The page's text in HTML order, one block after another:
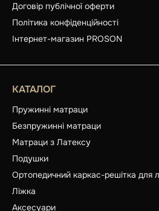
Договір публічної оферти
Політика конфіденційності
Інтернет-магазин PROSON
КАТАЛОГ
Пружинні матраци
Безпружинні матраци
Матраци з Латексу
Подушки
Ортопедичний каркас-решітка для
Ліжка
Аксесуари